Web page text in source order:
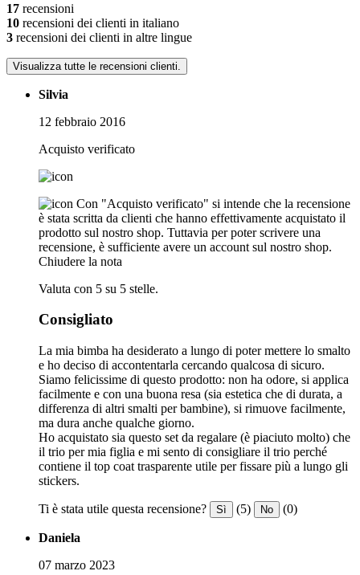
17 recensioni
10 recensioni dei clienti in italiano
3 recensioni dei clienti in altre lingue
Visualizza tutte le recensioni clienti.
Silvia
12 febbraio 2016
Acquisto verificato
Con "Acquisto verificato" si intende che la recensione
è stata scritta da clienti che hanno effettivamente acquistato il
prodotto sul nostro shop. Tuttavia per poter scrivere una
recensione, è sufficiente avere un account sul nostro shop.
Chiudere la nota
Valuta con 5 su 5 stelle.
Consigliato
La mia bimba ha desiderato a lungo di poter mettere lo smalto
e ho deciso di accontentarla cercando qualcosa di sicuro.
Siamo felicissime di questo prodotto: non ha odore, si applica
facilmente e con una buona resa (sia estetica che di durata, a
differenza di altri smalti per bambine), si rimuove facilmente,
ma dura anche qualche giorno.
Ho acquistato sia questo set da regalare (è piaciuto molto) che
il trio per mia figlia e mi sento di consigliare il trio perché
contiene il top coat trasparente utile per fissare più a lungo gli
stickers.
Ti è stata utile questa recensione? Sì (5) No (0)
Daniela
07 marzo 2023